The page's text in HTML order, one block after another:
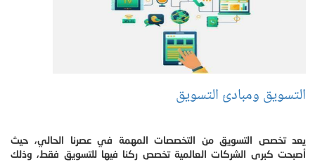
التسويق ومبادئ التسويق
يعد تخصص التسويق من التخصصات المهمة في عصرنا الحالي، حيث
أصبحت كبرى الشركات العالمية تخصص ركنا فيها للتسويق فقط، وذلك